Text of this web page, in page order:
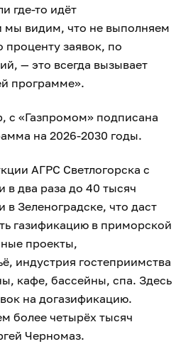
где-то идёт
мы видим, что не выполняем
проценту заявок, по
— это всегда вызывает
программе».
с «Газпромом» подписана
на 2026-2030 годы.
АГРС Светлогорска с
два раза до 40 тысяч
в Зеленоградске, что даст
газификацию в приморской
проекты,
индустрия гостеприимства
кафе, бассейны, спа. Здесь
на догазификацию.
более четырёх тысяч
Черномаз.